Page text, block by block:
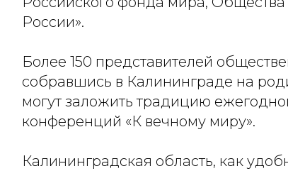
России».
Более 150 представителей
собравшись в Калининграде на
могут заложить традицию
конференций «К вечному миру».
Калининградская область, как